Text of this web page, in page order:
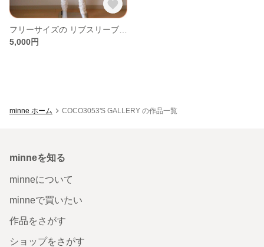
5,000円
minne ホーム COCO3053'S GALLERY の作品一覧
minneを知る
minneについて
minneで買いたい
作品をさがす
ショップをさがす